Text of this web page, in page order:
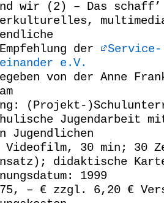
wir (2) – Das
der
e.V.
von der Anne
(Projekt-
Jugendarbeit
Jugendlichen
Videofilm, 30 min; 30
didaktische
1999
– € zzgl. 6,20 €